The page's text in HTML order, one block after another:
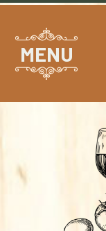
MENU